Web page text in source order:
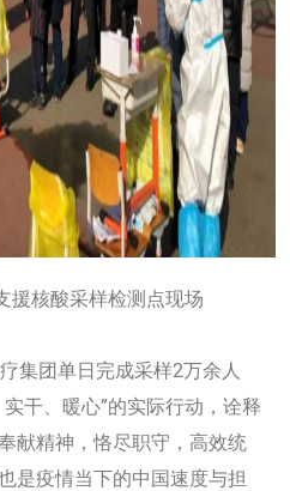
核酸采样检测点现场
团单日完成采样2万余人
干、暖心”的实际行动，诠释
献精神，恪尽职守，高效统
是疫情当下的中国速度与担